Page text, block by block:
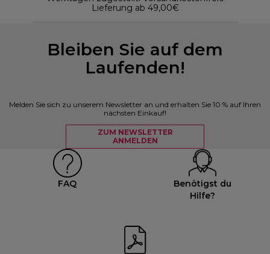
Lieferung ab 49,00€
Bleiben Sie auf dem
Laufenden!
Melden Sie sich zu unserem Newsletter an und erhalten Sie 10 % auf Ihren
nächsten Einkauf!
ZUM NEWSLETTER
ANMELDEN
FAQ
Benötigst du
Hilfe?